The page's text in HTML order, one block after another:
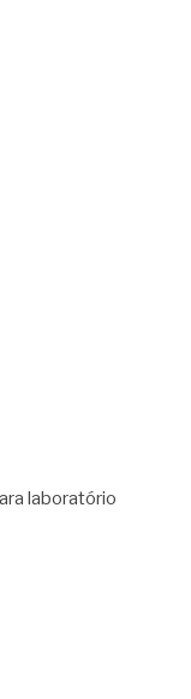
laboratório